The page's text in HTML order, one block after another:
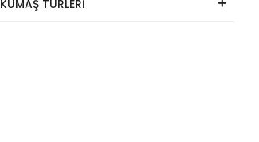
KUMAŞ TÜRLERİ